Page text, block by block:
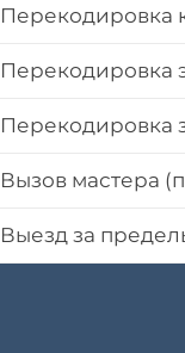
Перекодировка
Перекодировка
Перекодировка
Вызов мастера
Выезд за